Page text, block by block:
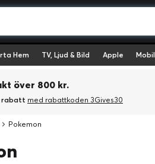
Hem TV, Ljud & Bild Apple Mobil
över 800 kr.
rabatt med rabattkoden 3Gives30
Pokemon